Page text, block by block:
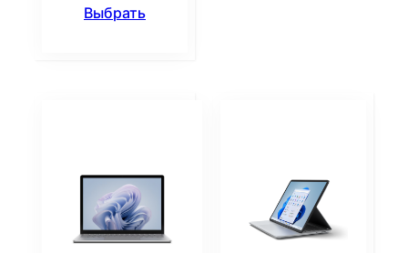
Выбрать